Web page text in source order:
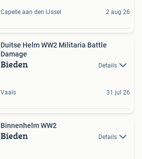
Capelle aan den IJssel 2 aug 26
Duitse Helm WW2 Militaria Battle
Damage
Bieden Details
Vaals 31 jul 26
Binnenhelm WW2
Bieden Details